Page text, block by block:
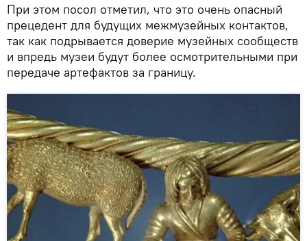
При этом посол отметил, что это очень опасный
прецедент для будущих межмузейных контактов,
так как подрывается доверие музейных сообществ
и впредь музеи будут более осмотрительными при
передаче артефактов за границу.